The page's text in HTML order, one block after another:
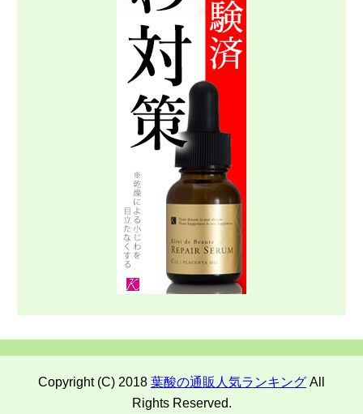
Copyright (C) 2018 葉酸の通販人気ランキング All
Rights Reserved.